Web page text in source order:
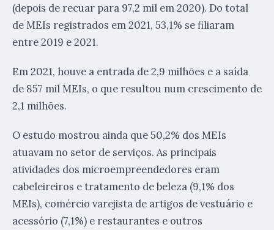
(depois de recuar para 97,2 mil em 2020). Do total
de MEIs registrados em 2021, 53,1% se filiaram
entre 2019 e 2021.
Em 2021, houve a entrada de 2,9 milhões e a saída
de 857 mil MEIs, o que resultou num crescimento de
2,1 milhões.
O estudo mostrou ainda que 50,2% dos MEIs
atuavam no setor de serviços. As principais
atividades dos microempreendedores eram
cabeleireiros e tratamento de beleza (9,1% dos
MEIs), comércio varejista de artigos de vestuário e
acessório (7,1%) e restaurantes e outros